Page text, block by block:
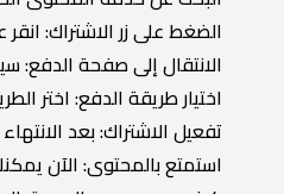
الضغط على زر الاشتراك:
الانتقال إلى صفحة الدفع:
اختيار طريقة الدفع: اختر
تفعيل الاشتراك: بعد
استمتع بالمحتوى: الآن